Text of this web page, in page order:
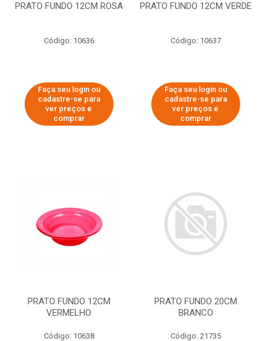
PRATO FUNDO 12CM ROSA
Código: 10636
Faça seu login ou
cadastre-se para
ver preços e
comprar
PRATO FUNDO 12CM VERDE
Código: 10637
Faça seu login ou
cadastre-se para
ver preços e
comprar
PRATO FUNDO 12CM
VERMELHO
Código: 10638
PRATO FUNDO 20CM
BRANCO
Código: 21735